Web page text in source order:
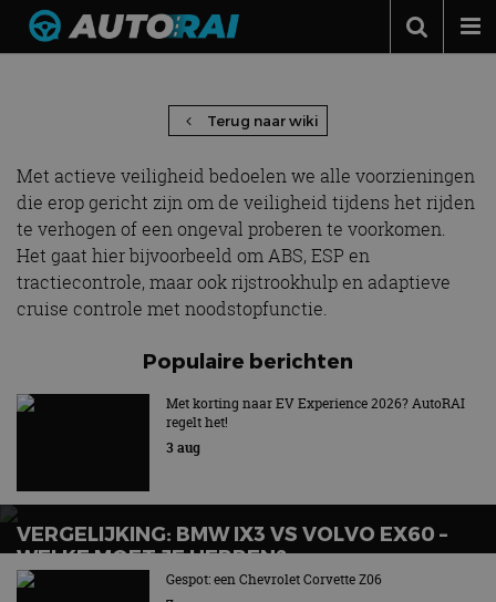
Automerken
Adverteren
Contact
Actieve veiligheid
Terug naar wiki
Met actieve veiligheid bedoelen we alle voorzieningen
die erop gericht zijn om de veiligheid tijdens het rijden
te verhogen of een ongeval proberen te voorkomen.
Het gaat hier bijvoorbeeld om ABS, ESP en
tractiecontrole, maar ook rijstrookhulp en adaptieve
cruise controle met noodstopfunctie.
Populaire berichten
Met korting naar EV Experience 2026? AutoRAI
regelt het!
3 aug
VERGELIJKING: BMW IX3 VS VOLVO EX60 –
WELKE MOET JE HEBBEN?
Gespot: een Chevrolet Corvette Z06